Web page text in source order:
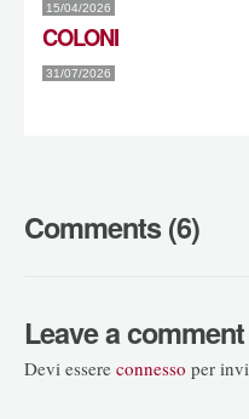
15/04/2026
COLONI
31/07/2026
Comments (6)
Leave a comment
Devi essere connesso per